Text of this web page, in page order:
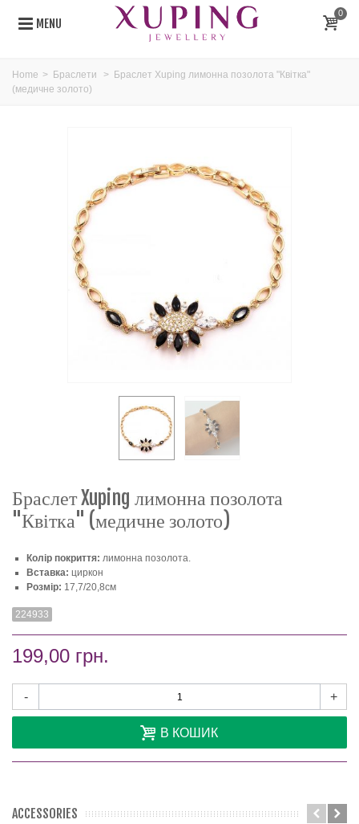
MENU
0
Home > Браслети > Браслет Xuping лимонна позолота "Квітка"
(медичне золото)
Браслет Xuping лимонна позолота
"Квітка" (медичне золото)
Колір покриття: лимонна позолота.
Вставка: циркон
Розмір: 17,7/20,8см
224933
199,00 грн.
- +
В КОШИК
ACCESSORIES